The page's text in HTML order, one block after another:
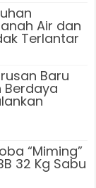
Air dan
Terlantar
Baru
Berdaya
“Miming”
32 Kg Sabu